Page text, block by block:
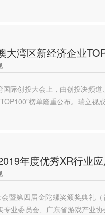
大湾区新经济企业
际创投大会上，由创投决频
榜单隆重公布。瑞立视
年度优秀XR行业
暨第四届金陀螺奖颁奖典礼
业委员会、广东省游戏产业